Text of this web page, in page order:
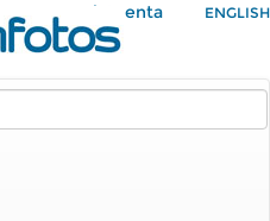
Mi Cuenta ENGLISH